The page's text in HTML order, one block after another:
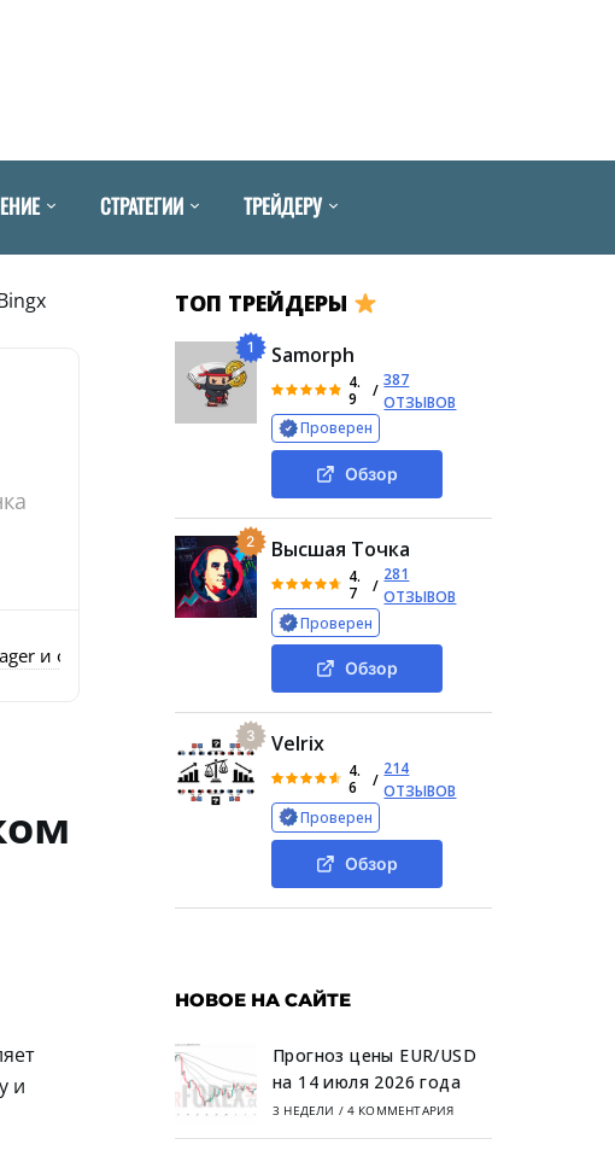
СТРАТЕГИИ ТРЕЙДЕРУ
и оценка финансовых предложений автора «СТ Крипто БингХ»
и
ТОП ТРЕЙДЕРЫ
1 Samorph
4.
9
/
387
ОТЗЫВОВ
Проверен
Обзор
2 Высшая Точка
4.
7
/
281
ОТЗЫВОВ
Проверен
Обзор
3 Velrix
4.
6
/
214
ОТЗЫВОВ
Проверен
Обзор
НОВОЕ НА САЙТЕ
Прогноз цены EUR/USD
на 14 июля 2026 года
3 НЕДЕЛИ / 4 КОММЕНТАРИЯ